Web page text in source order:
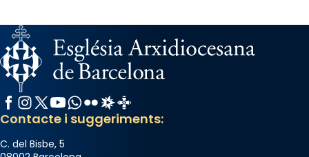
Facebook
Instagram
X / Twitter
YouTube
WhatsApp
FlickrRadio Estel
Catalunya Cristiana
Contacte i suggeriments:
C. del Bisbe, 5